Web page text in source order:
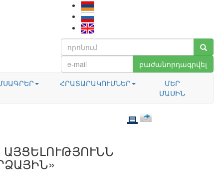
բաժանորդագրվել
ՀՐԱՏԱՐԱԿՈՒՄՆԵՐ
ՄԵՐ
ՄԱՍԻՆ